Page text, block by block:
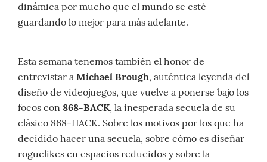
dinámica por mucho que el mundo se esté
guardando lo mejor para más adelante.
Esta semana tenemos también el honor de
entrevistar a Michael Brough, auténtica leyenda del
diseño de videojuegos, que vuelve a ponerse bajo los
focos con 868-BACK, la inesperada secuela de su
clásico 868-HACK. Sobre los motivos por los que ha
decidido hacer una secuela, sobre cómo es diseñar
roguelikes en espacios reducidos y sobre la